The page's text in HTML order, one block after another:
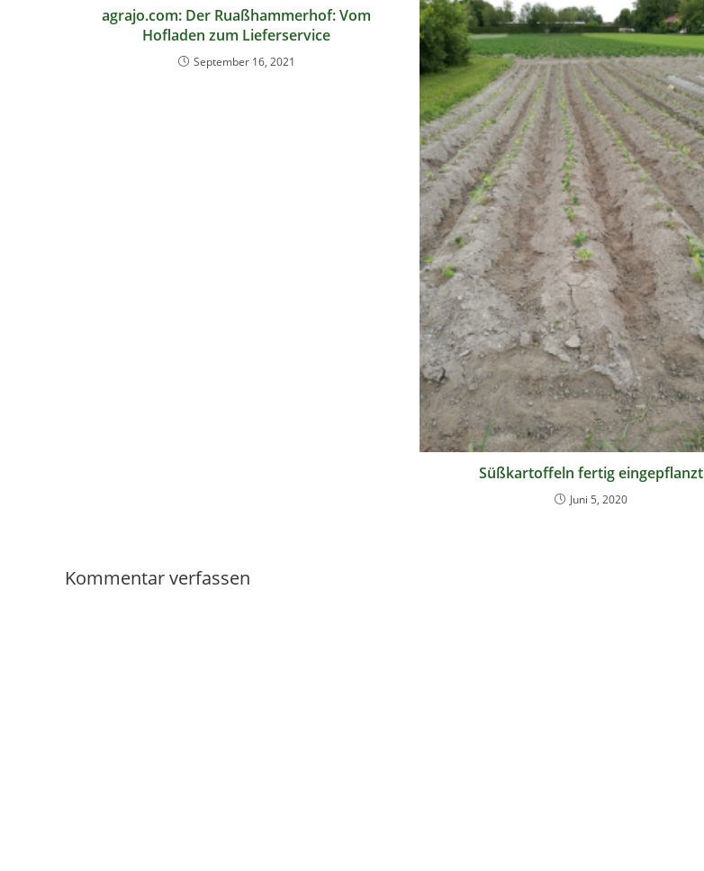
agrajo.com: Der Ruaßhammerhof: Vom
Hofladen zum Lieferservice
September 16, 2021
Süßkartoffeln fertig eingepflanzt
Juni 5, 2020
Kommentar verfassen